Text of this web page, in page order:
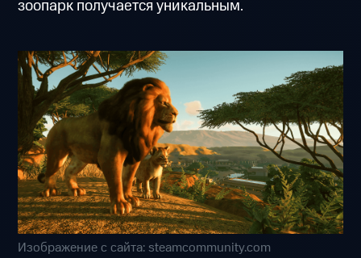
зоопарк получается уникальным.
Изображение с сайта: steamcommunity.com